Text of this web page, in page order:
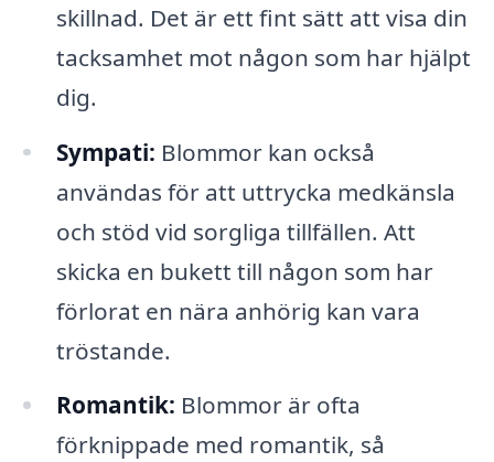
skillnad. Det är ett fint sätt att visa din
tacksamhet mot någon som har hjälpt
dig.
Sympati: Blommor kan också
användas för att uttrycka medkänsla
och stöd vid sorgliga tillfällen. Att
skicka en bukett till någon som har
förlorat en nära anhörig kan vara
tröstande.
Romantik: Blommor är ofta
förknippade med romantik, så